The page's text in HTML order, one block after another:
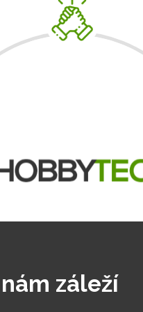
záleží